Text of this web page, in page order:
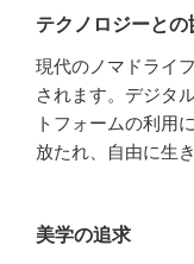
テクノロジーとの
現代のノマドライ
されます。デジタ
トフォームの利用
放たれ、自由に生
美学の追求